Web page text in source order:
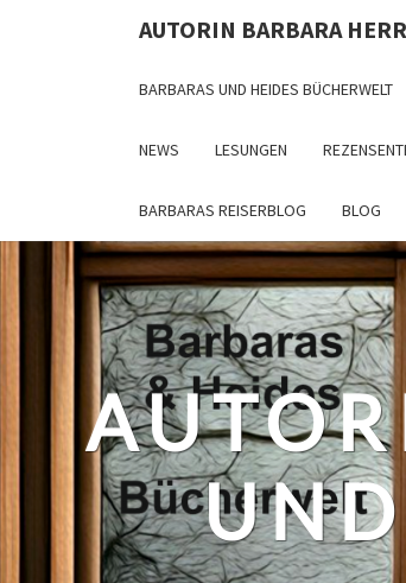
AUTORIN BARBARA
BARBARAS UND HEIDES BÜCHERWELT
NEWS LESUNGEN
BARBARAS REISERBLOG BLOG